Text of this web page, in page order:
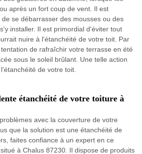
après un fort coup de vent. Il est
se débarrasser des mousses ou des
installer. Il est primordial d'éviter tout
nuire à l'étanchéité de votre toit. Par
de rafraîchir votre terrasse en été
sous le soleil brûlant. Une telle action
de votre toit.
étanchéité de votre toiture à
avec la couverture de votre
que la solution est une étanchéité de
faites confiance à un expert en ce
à Chalus 87230. Il dispose de produits